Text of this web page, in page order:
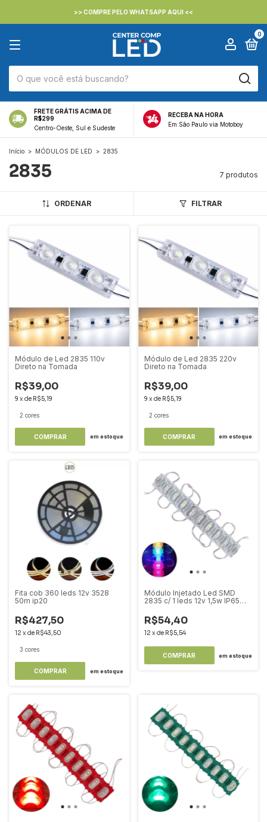
>> COMPRE PELO WHATSAPP AQUI <<
0
FRETE GRÁTIS ACIMA DE
R$299
Centro-Oeste, Sul e Sudeste
RECEBA NA HORA
Em São Paulo via Motoboy
Início > MÓDULOS DE LED > 2835
2835 7 produtos
ORDENAR FILTRAR
Módulo de Led 2835 110v
Direto na Tomada
R$39,00
9 x de R$5,19
2 cores
COMPRAR em estoque
Módulo de Led 2835 220v
Direto na Tomada
R$39,00
9 x de R$5,19
2 cores
COMPRAR em estoque
Fita cob 360 leds 12v 3528
50m ip20
R$427,50
12 x de R$43,50
3 cores
COMPRAR em estoque
Módulo Injetado Led SMD
2835 c/ 1 leds 12v 1,5w IP65
R$54,40
12 x de R$5,54
COMPRAR em estoque